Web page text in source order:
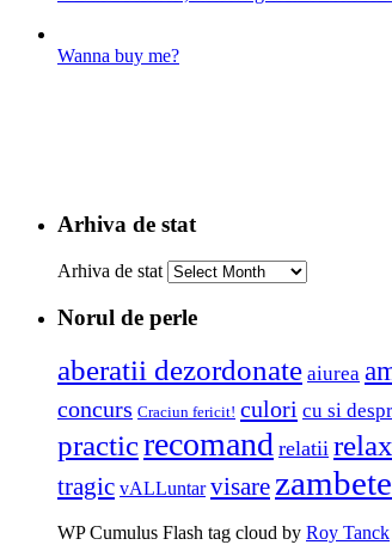
Wanna buy me?
Arhiva de stat
Arhiva de stat
Norul de perle
aberatii dezordonate aiurea
concurs Craciun fericit! culori cu si
practicrecomand relatii
tragic vALLuntar visare
WP Cumulus Flash tag cloud by Roy Tanck